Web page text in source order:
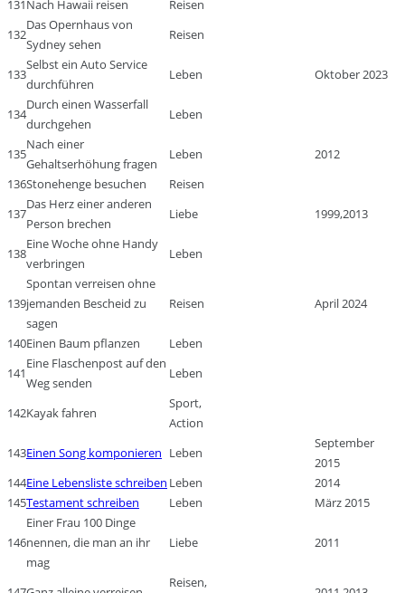
131Nach Hawaii reisen
Reisen
132
Das Opernhaus von
Sydney sehen
Reisen
133
Selbst ein Auto Service
durchführen
Leben Oktober 2023
134
Durch einen Wasserfall
durchgehen
Leben
135
Nach einer
Gehaltserhöhung fragen
Leben
2012
136Stonehenge besuchen
Reisen
137
Das Herz einer anderen
Person brechen
Liebe 1999,2013
138
Eine Woche ohne Handy
verbringen
Leben
139
Spontan verreisen ohne
jemanden Bescheid zu
sagen
Reisen April 2024
140Einen Baum pflanzen
Leben
141
Eine Flaschenpost auf den
Weg senden
Leben
142Kayak fahren
Sport,
Action
143Einen Song komponieren Leben
September
2015
144Eine Lebensliste schreiben Leben
2014
145Testament schreiben Leben März 2015
146
Einer Frau 100 Dinge
nennen, die man an ihr
mag
Liebe 2011
Reisen,